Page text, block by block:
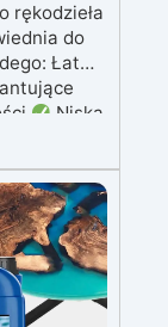
rękodzieła
do
Łatwe
Niska
szkłem,
po
dla
(VOC
Z
i